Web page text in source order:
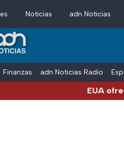
Noticias adn Noticias
Finanzas adn Noticias Radio
EUA ofrece más de